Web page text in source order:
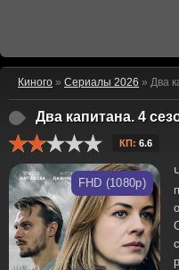
Киного » Сериалы 2026 » Два
Два капитана. 4
КП: 6.6
FHD (1080p)